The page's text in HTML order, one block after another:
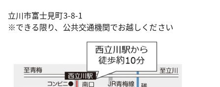
立川市富士見町3-8-1
※できる限り、公共交通機関でお越しください